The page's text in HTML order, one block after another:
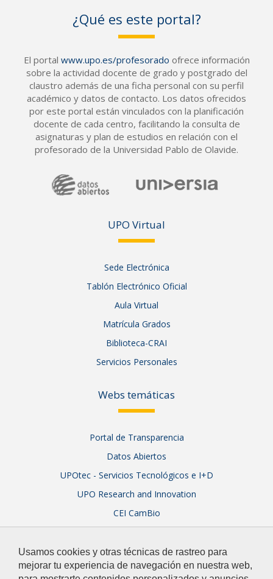
Usamos cookies y otras técnicas de rastreo para
mejorar tu experiencia de navegación en nuestra web,
¿Qué es este portal?
El portal www.upo.es/profesorado ofrece información
sobre la actividad docente de grado y postgrado del
claustro además de una ficha personal con su perfil
académico y datos de contacto. Los datos ofrecidos
por este portal están vinculados con la planificación
docente de cada centro, facilitando la consulta de
asignaturas y plan de estudios en relación con el
profesorado de la Universidad Pablo de Olavide.
UPO Virtual
Sede Electrónica
Tablón Electrónico Oficial
Aula Virtual
Matrícula Grados
Biblioteca-CRAI
Servicios Personales
Webs temáticas
Portal de Transparencia
Datos Abiertos
UPOtec - Servicios Tecnológicos e I+D
UPO Research and Innovation
CEI CamBio